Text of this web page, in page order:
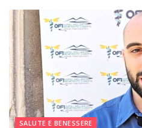
SALUTE E BENESSERE